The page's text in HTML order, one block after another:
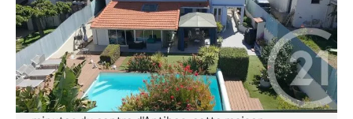
Maison à vendre
750 000 €
Antibes Maison individuelle 122 m² Terrain clos,
jardin, piscine, garage, parking Nichée à quelques